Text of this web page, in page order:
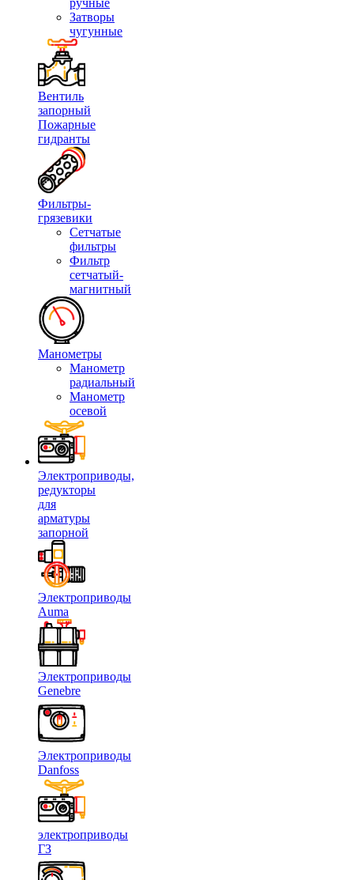
ручные
Затворы
чугунные
Вентиль
запорный
Пожарные
гидранты
Фильтры-
грязевики
Сетчатые
фильтры
Фильтр
сетчатый-
магнитный
Манометры
Манометр
радиальный
Манометр
осевой
Электроприводы,
редукторы
для
арматуры
запорной
Электроприводы
Auma
Электроприводы
Genebre
Электроприводы
Danfoss
электроприводы
ГЗ